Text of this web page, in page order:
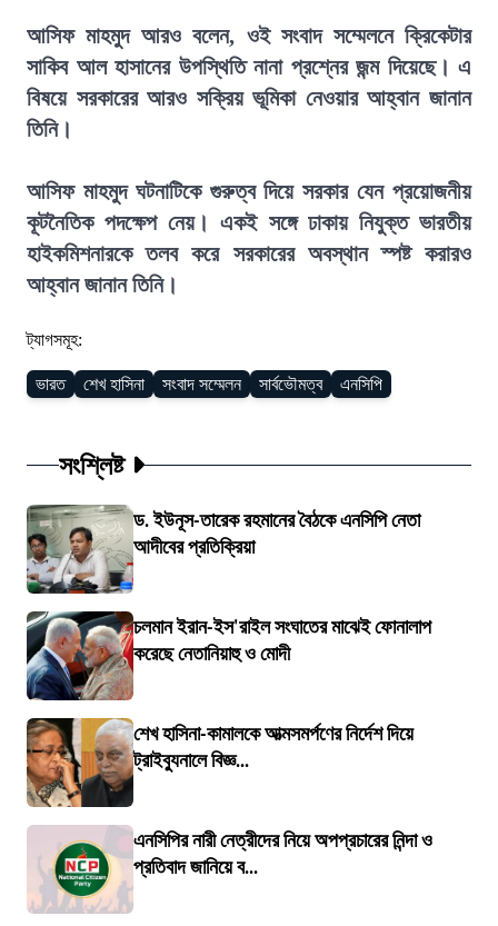
আসিফ মাহমুদ আরও বলেন, ওই সংবাদ সম্মেলনে ক্রিকেটার
সাকিব আল হাসানের উপস্থিতি নানা প্রশ্নের জন্ম দিয়েছে। এ
বিষয়ে সরকারের আরও সক্রিয় ভূমিকা নেওয়ার আহ্বান জানান
তিনি।
আসিফ মাহমুদ ঘটনাটিকে গুরুত্ব দিয়ে সরকার যেন প্রয়োজনীয়
কূটনৈতিক পদক্ষেপ নেয়। একই সঙ্গে ঢাকায় নিযুক্ত ভারতীয়
হাইকমিশনারকে তলব করে সরকারের অবস্থান স্পষ্ট করারও
আহ্বান জানান তিনি।
ট্যাগসমূহ:
ভারত শেখ হাসিনা সংবাদ সম্মেলন সার্বভৌমত্ব এনসিপি
সংশ্লিষ্ট
ড. ইউনূস-তারেক রহমানের বৈঠকে এনসিপি নেতা
আদীবের প্রতিক্রিয়া
চলমান ইরান-ইস'রাইল সংঘাতের মাঝেই ফোনালাপ
করেছে নেতানিয়াহু ও মোদী
শেখ হাসিনা-কামালকে আত্মসমর্পণের নির্দেশ দিয়ে
ট্রাইব্যুনালে বিজ্ঞ...
এনসিপির নারী নেত্রীদের নিয়ে অপপ্রচারের নিন্দা ও
প্রতিবাদ জানিয়ে ব...